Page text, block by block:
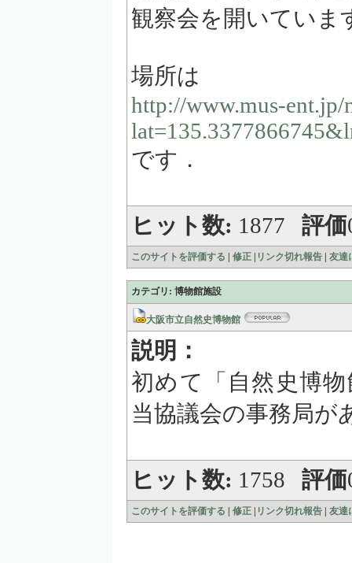
観察会を開いていま
場所は
http://www.mus-ent.jp/
です．
ヒット数: 1877 評価
このサイトを評価する 修正 リンク切れ報告 友達
カテゴリ: 博物館施設
大阪市立自然史博物館
説明：
初めて「自然史博
当協議会の事務局が
ヒット数: 1758 評価
このサイトを評価する 修正 リンク切れ報告 友達